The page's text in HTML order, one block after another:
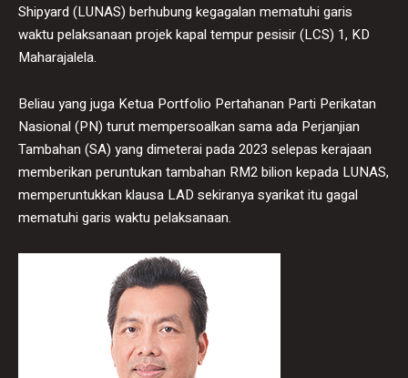
Shipyard (LUNAS) berhubung kegagalan mematuhi garis
waktu pelaksanaan projek kapal tempur pesisir (LCS) 1, KD
Maharajalela.
Beliau yang juga Ketua Portfolio Pertahanan Parti Perikatan
Nasional (PN) turut mempersoalkan sama ada Perjanjian
Tambahan (SA) yang dimeterai pada 2023 selepas kerajaan
memberikan peruntukan tambahan RM2 bilion kepada LUNAS,
memperuntukkan klausa LAD sekiranya syarikat itu gagal
mematuhi garis waktu pelaksanaan.